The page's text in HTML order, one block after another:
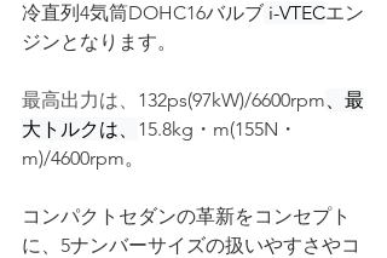
冷直列4気筒DOHC16バルブ i-VTECエン
ジンとなります。
最高出力は、 132ps(97kW)/6600rpm、最
大トルクは、 15.8kg・m(155N・
m)/4600rpm。
コンパクトセダンの革新をコンセプト
に、5ナンバーサイズの扱いやすさやコ